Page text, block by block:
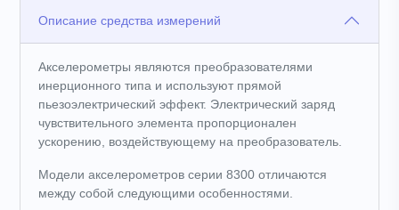
Описание средства измерений
Акселерометры являются преобразователями
инерционного типа и используют прямой
пьезоэлектрический эффект. Электрический заряд
чувствительного элемента пропорционален
ускорению, воздействующему на преобразователь.
Модели акселерометров серии 8300 отличаются
между собой следующими особенностями.